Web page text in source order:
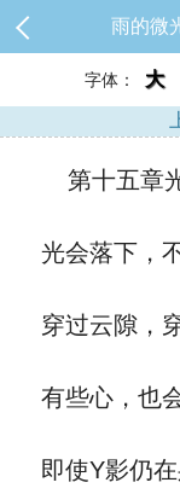
雨的微
字体： 大
第十五章光
光会落下，
穿过云隙，穿
有些心，也
即使Y影仍在